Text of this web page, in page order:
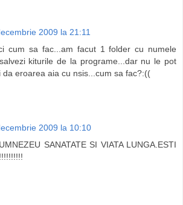
2009 la 21:11
cum sa fac...am facut 1 folder cu numele
kiturile de la programe...dar nu le pot
da eroarea aia cu nsis...cum sa fac?:((
2009 la 10:10
SANATATE SI VIATA LUNGA.ESTI